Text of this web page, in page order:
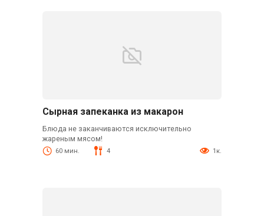
Сырная запеканка из макарон
Блюда не заканчиваются исключительно
жареным мясом!
60 мин. 4 1к.